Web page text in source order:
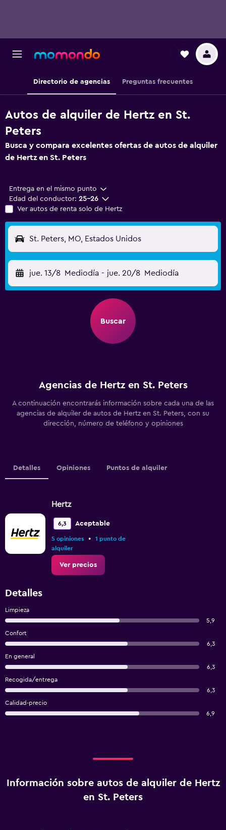
Directorio de agencias Preguntas frecuentes
Autos de alquiler de Hertz en St.
Peters
Busca y compara excelentes ofertas de autos de alquiler
de Hertz en St. Peters
Entrega en el mismo punto
Edad del conductor: 25-26
Ver autos de renta solo de Hertz
St. Peters, MO, Estados Unidos
jue. 13/8 Mediodía - jue. 20/8 Mediodía
Buscar
Agencias de Hertz en St. Peters
A continuación encontrarás información sobre cada una de las
agencias de alquiler de autos de Hertz en St. Peters, con su
dirección, número de teléfono y opiniones
Detalles Opiniones Puntos de alquiler
Hertz
6,3 Aceptable
5 opiniones •
1 punto de
alquiler
Ver precios
Detalles
Limpieza
5,9
Confort
6,3
En general
6,3
Recogida/entrega
6,3
Calidad-precio
6,9
Información sobre autos de alquiler de Hertz
en St. Peters